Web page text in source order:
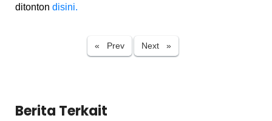
ditonton disini.
« PrevPreviousNext »Next
Berita Terkait